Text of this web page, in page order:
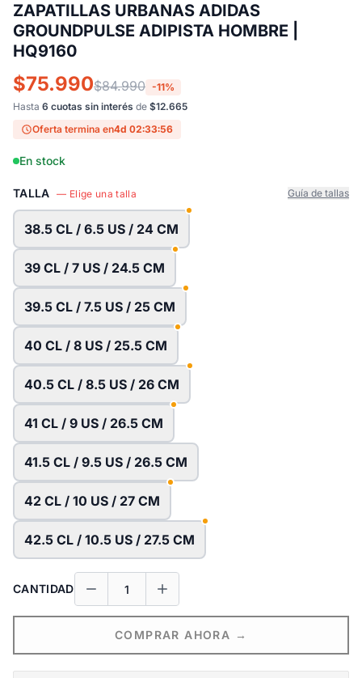
ZAPATILLAS URBANAS ADIDAS
GROUNDPULSE ADIPISTA HOMBRE |
HQ9160
$75.990$84.990 -11%
Hasta 6 cuotas sin interés de $12.665
Oferta termina en4d 02:33:55
En stock
TALLA — Elige una talla Guía de tallas
38.5 CL / 6.5 US / 24 CM
39 CL / 7 US / 24.5 CM
39.5 CL / 7.5 US / 25 CM
40 CL / 8 US / 25.5 CM
40.5 CL / 8.5 US / 26 CM
41 CL / 9 US / 26.5 CM
41.5 CL / 9.5 US / 26.5 CM
42 CL / 10 US / 27 CM
42.5 CL / 10.5 US / 27.5 CM
CANTIDAD
COMPRAR AHORA →